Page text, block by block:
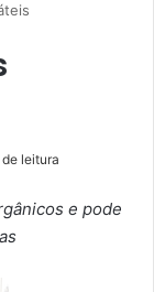
leitura
e pode